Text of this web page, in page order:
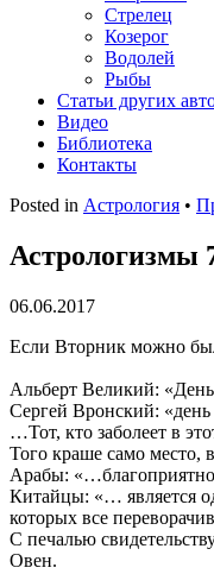
Стрелец
Козерог
Водолей
Рыбы
Статьи других
Видео
Библиотека
Контакты
Posted in Астрология •
Астрологизмы
06.06.2017
Если Вторник можно
Альберт Великий:
Сергей Вронский: «день
…Тот, кто заболеет в
Того краше само место,
Арабы:
Китайцы: «… является
которых все
С печалью
Овен.